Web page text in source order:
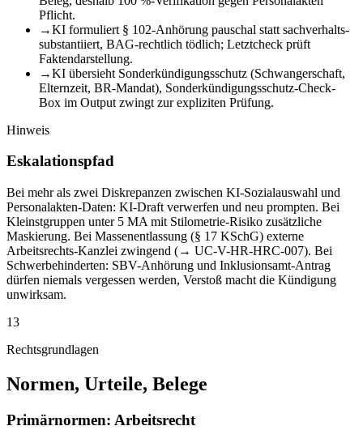
Pflicht.
→KI formuliert § 102-Anhörung pauschal statt sachverhalts-
substantiiert, BAG-rechtlich tödlich; Letztcheck prüft
Faktendarstellung.
→KI übersieht Sonderkündigungsschutz (Schwangerschaft,
Elternzeit, BR-Mandat), Sonderkündigungsschutz-Check-
Box im Output zwingt zur expliziten Prüfung.
Hinweis
Eskalationspfad
Bei mehr als zwei Diskrepanzen zwischen KI-Sozialauswahl und
Personalakten-Daten: KI-Draft verwerfen und neu prompten. Bei
Kleinstgruppen unter 5 MA mit Stilometrie-Risiko zusätzliche
Maskierung. Bei Massenentlassung (§ 17 KSchG) externe
Arbeitsrechts-Kanzlei zwingend (→ UC-V-HR-HRC-007). Bei
Schwerbehinderten: SBV-Anhörung und Inklusionsamt-Antrag
dürfen niemals vergessen werden, Verstoß macht die Kündigung
unwirksam.
13
Rechtsgrundlagen
Normen, Urteile, Belege
Primärnormen: Arbeitsrecht